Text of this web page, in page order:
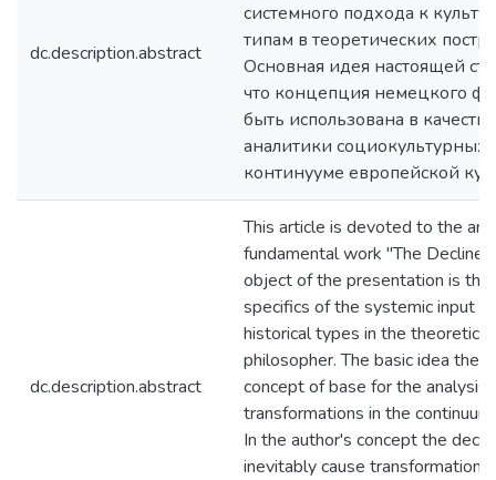
dc.description.abstract
системного подхода к
типам в теоретических
Основная идея настоящей
что концепция немецкого
быть использована в
аналитики
континууме европейской
dc.description.abstract
This article is devoted to the
fundamental work "The Decline
object of the presentation is the
specifics of the systemic input
historical types in the
philosopher. The basic idea the
concept of base for the analysis
transformations in the
In the author's concept the
inevitably cause